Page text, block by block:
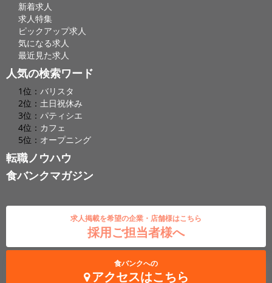
新着求人
求人特集
ピックアップ求人
気になる求人
最近見た求人
人気の検索ワード
1位： バリスタ
2位： 土日祝休み
3位： パティシエ
4位： カフェ
5位： オープニング
転職ノウハウ
食バンクマガジン
求人掲載を希望の企業・店舗様はこちら
採用ご担当者様へ
食バンクへの
アクセスはこちら